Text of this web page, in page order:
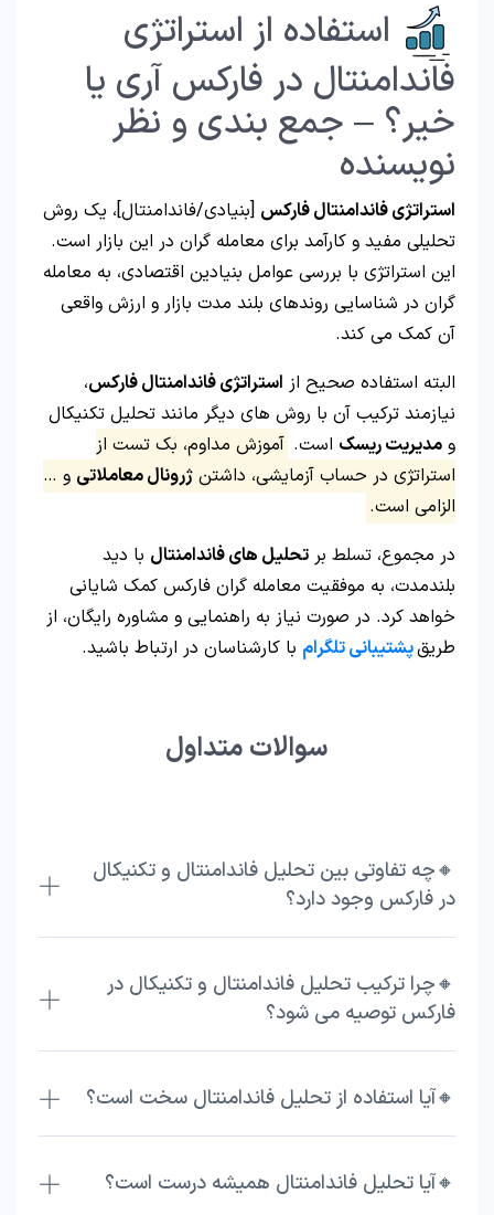
استفاده از استراتژی
فاندامنتال در فارکس آری یا
خیر؟ – جمع بندی و نظر
نویسنده
استراتژی فاندامنتال فارکس [بنیادی/فاندامنتال]، یک روش
تحلیلی مفید و کارآمد برای معامله گران در این بازار است.
این استراتژی با بررسی عوامل بنیادین اقتصادی، به معامله
گران در شناسایی روندهای بلند مدت بازار و ارزش واقعی
آن کمک می کند.
البته استفاده صحیح از استراتژی فاندامنتال فارکس،
نیازمند ترکیب آن با روش های دیگر مانند تحلیل تکنیکال
و مدیریت ریسک است. آموزش مداوم، بک تست از
استراتژی در حساب آزمایشی، داشتن ژرونال معاملاتی و …
الزامی است.
در مجموع، تسلط بر تحلیل های فاندامنتال با دید
بلندمدت، به موفقیت معامله گران فارکس کمک شایانی
خواهد کرد. در صورت نیاز به راهنمایی و مشاوره رایگان، از
طریقپشتیبانی تلگرام با کارشناسان در ارتباط باشید.
سوالات متداول
🔸چه تفاوتی بین تحلیل فاندامنتال و تکنیکال
در فارکس وجود دارد؟
🔸چرا ترکیب تحلیل فاندامنتال و تکنیکال در
فارکس توصیه می شود؟
🔸آیا استفاده از تحلیل فاندامنتال سخت است؟
🔸آیا تحلیل فاندامنتال همیشه درست است؟